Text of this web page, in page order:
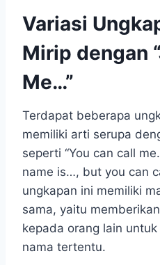
Variasi
Mirip dengan
Me…”
Terdapat beberapa
memiliki arti serupa
seperti “You can call
name is…, but you can
ungkapan ini memiliki
sama, yaitu
kepada orang lain
nama tertentu.